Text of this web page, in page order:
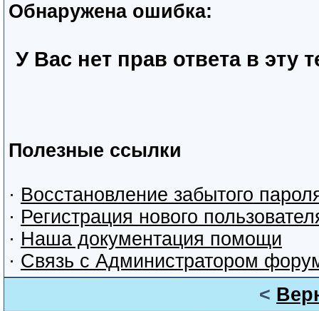
Обнаружена ошибка:
У Вас нет прав ответа в эту
Полезные ссылки
· Восстановление забытого
· Регистрация нового
· Наша документация помощи
· Связь с Администратором
<